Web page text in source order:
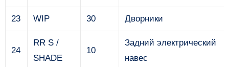
23 WIP 30 Дворники
24
RR S /
SHADE
10
Задний электрический
навес